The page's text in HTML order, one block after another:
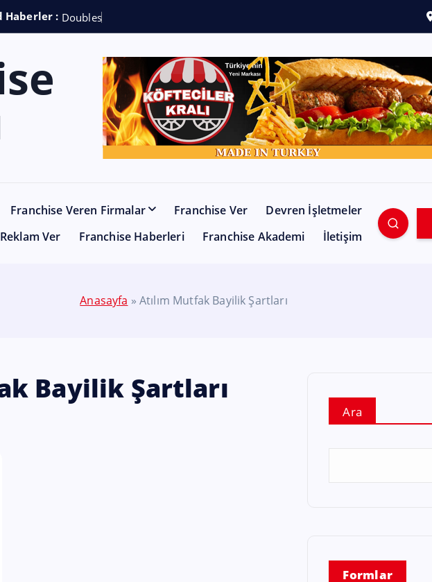
Haberler : Doublesh
Franchise Veren Firmalar Franchise Ver
Devren İşletmeler
Reklam Ver Franchise Haberleri Franchise Akademi İletişim
Anasayfa » Atılım Mutfak Bayilik Şartları
Bayilik Şartları
Ara
Formlar